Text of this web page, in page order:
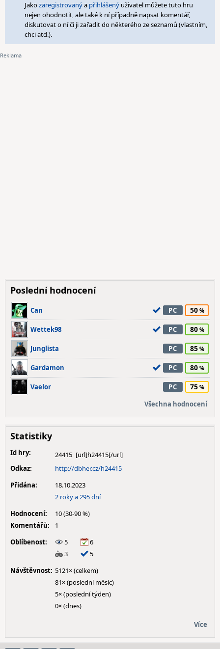
Jakozaregistrovanýa přihlášený uživatel můžete tuto hru
nejen ohodnotit, ale také k ní případně napsat komentář,
diskutovat o ní či ji zařadit do některého ze seznamů (vlastním,
chci atd.).
Poslední hodnocení
Can PC 50
Wettek98 PC 80
Junglista PC 85
Gardamon PC 80
Vaelor PC 75
Všechna hodnocení
Statistiky
Id hry:
24415
Odkaz:
http://dbher.cz/h24415
Přidána:
18.10.2023
2 roky a 295 dní
Hodnocení:
10 (30-90 %)
Komentářů:
1
Oblíbenost:
5
6
3
5
Návštěvnost: 5121× (celkem)
81× (poslední měsíc)
5× (poslední týden)
0× (dnes)
Více